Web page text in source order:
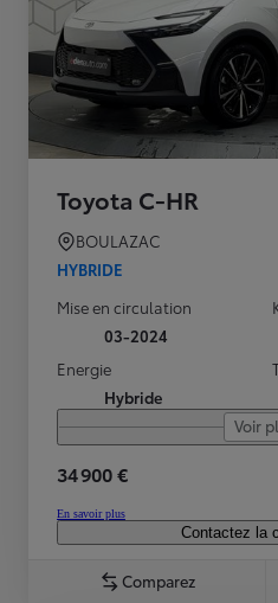
Toyota C-HR
BOULAZAC
HYBRIDE
Mise en circulation
03-2024
Energie
Hybride
Voir
34 900 €
En savoir plus
Contactez la
Comparez